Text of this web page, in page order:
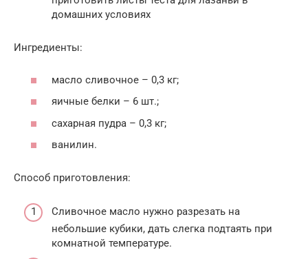
домашних условиях
Ингредиенты:
масло сливочное – 0,3 кг;
яичные белки – 6 шт.;
сахарная пудра – 0,3 кг;
ванилин.
Способ приготовления:
Сливочное масло нужно разрезать на
небольшие кубики, дать слегка подтаять при
комнатной температуре.